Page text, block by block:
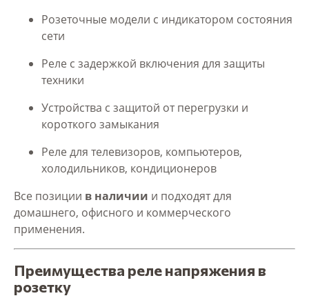
Розеточные модели с индикатором состояния
сети
Реле с задержкой включения для защиты
техники
Устройства с защитой от перегрузки и
короткого замыкания
Реле для телевизоров, компьютеров,
холодильников, кондиционеров
Все позиции в наличии и подходят для
домашнего, офисного и коммерческого
применения.
Преимущества реле напряжения в
розетку